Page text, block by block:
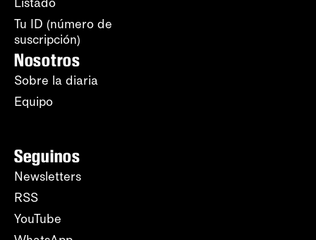
Listado
Tu ID (número de
suscripción)
Nosotros
Sobre la diaria
Equipo
Seguinos
Newsletters
RSS
YouTube